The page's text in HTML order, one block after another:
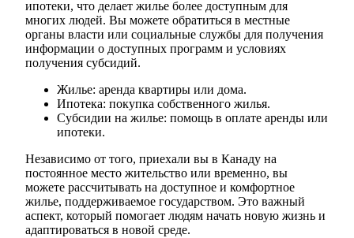
ипотеки, что делает жилье более доступным для
многих людей. Вы можете обратиться в местные
органы власти или социальные службы для получения
информации о доступных программ и условиях
получения субсидий.
Жилье: аренда квартиры или дома.
Ипотека: покупка собственного жилья.
Субсидии на жилье: помощь в оплате аренды или
ипотеки.
Независимо от того, приехали вы в Канаду на
постоянное место жительство или временно, вы
можете рассчитывать на доступное и комфортное
жилье, поддерживаемое государством. Это важный
аспект, который помогает людям начать новую жизнь и
адаптироваться в новой среде.